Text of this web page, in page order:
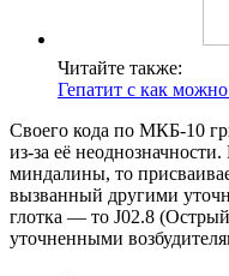
Читайте также:
Гепатит с как можно
Своего кода по МКБ-10
из-за её
миндалины, то
вызванный другими
глотка — то J02.8
уточненными